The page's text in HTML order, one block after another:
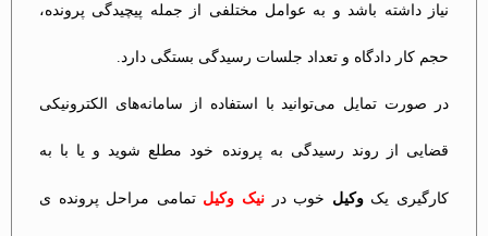
نیاز داشته باشد و به عوامل مختلفی از جمله پیچیدگی پرونده،
حجم کار دادگاه و تعداد جلسات رسیدگی بستگی دارد.
در صورت تمایل می‌توانید با استفاده از سامانه‌های الکترونیکی
قضایی از روند رسیدگی به پرونده خود مطلع شوید و یا با به
کارگیری یکوکیل خوب در نیک وکیل تمامی مراحل پرونده ی